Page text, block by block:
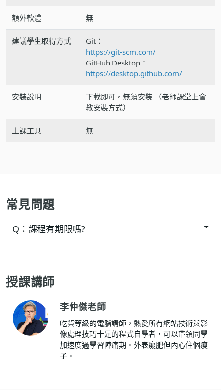
額外軟體 無
建議學生取得方式
Git：
https://git-scm.com/
GitHub Desktop：
https://desktop.github.com/
安裝說明
下載即可，無須安裝 （老師課堂上會
教安裝方式）
上課工具 無
常見問題
Q： 課程有期限嗎?
授課講師
李仲傑老師
吃貨等級的電腦講師，熱愛所有網站技術與影
像處理技巧十足的程式自學者，可以帶領同學
加速度過學習陣痛期。外表癡肥但內心住個瘦
子。